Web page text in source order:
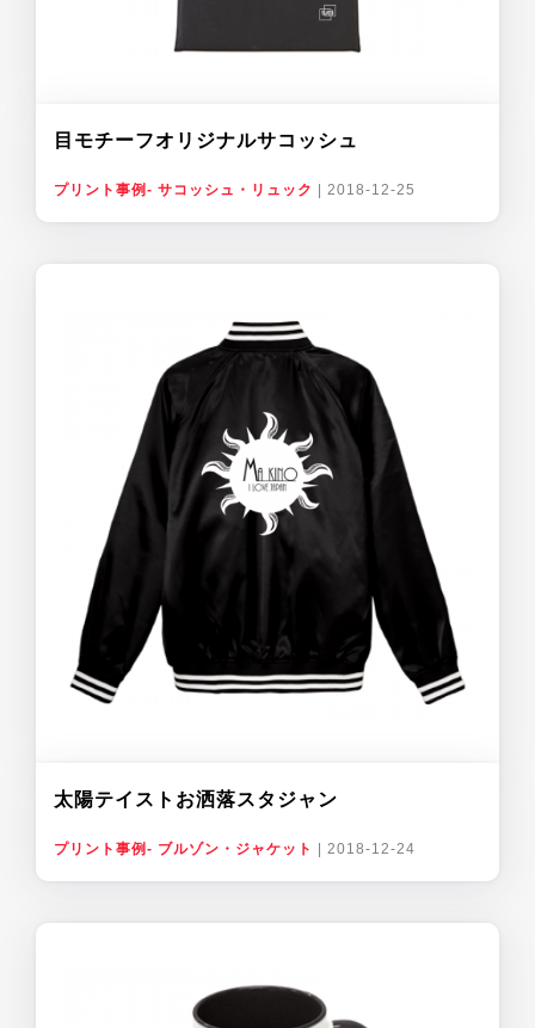
目モチーフオリジナルサコッシュ
プリント事例- サコッシュ・リュック 2018-12-25
太陽テイストお洒落スタジャン
プリント事例- ブルゾン・ジャケット 2018-12-24